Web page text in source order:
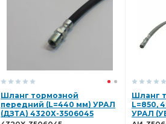
Шланг тормозной
передний (L=440 мм) УРАЛ
(ДЗТА) 4320Х-3506045
Шланг
L=850,
УРАЛ